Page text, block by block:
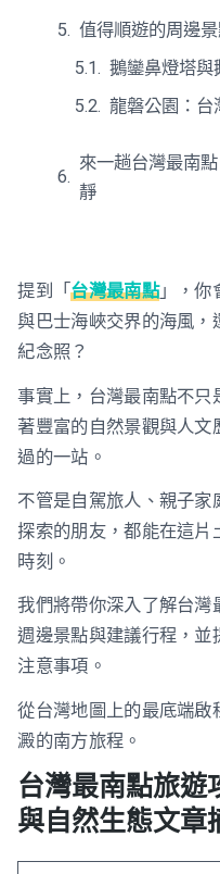
值得順遊的周邊
鵝鑾鼻燈塔與
龍磐公園：台
來一趟台灣最南
靜
提到「台灣最南點」，你
與巴士海峽交界的海風，
紀念照？
事實上，台灣最南點不只
著豐富的自然景觀與人
過的一站。
不管是自駕旅人、親子
探索的朋友，都能在這
時刻。
我們將帶你深入了解台灣
週邊景點與建議行程，並
注意事項。
從台灣地圖上的最底端啟
澱的南方旅程。
台灣最南點旅遊
與自然生態文章